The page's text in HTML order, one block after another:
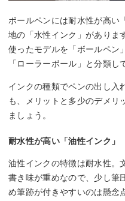
ボールペンには耐水性が高い
地の「水性インク」がありま
使ったモデルを「ボールペン
「ローラーボール」と分類し
インクの種類でペンの出し入
も、メリットと多少のデメリ
ましょう。
耐水性が高い「油性インク」
油性インクの特徴は耐水性。
書き味が重めなので、少し筆
め筆跡が付きやすいのは懸念